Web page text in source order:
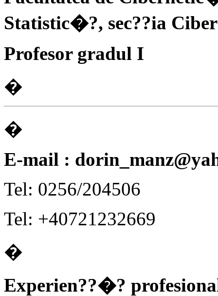
Statistic�?, sec??ia
Profesor gradul I
�
�
E-mail :
Tel: 0256/204506
Tel: +40721232669
�
Experien??�?